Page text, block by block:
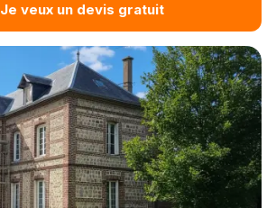
Je veux un devis gratuit